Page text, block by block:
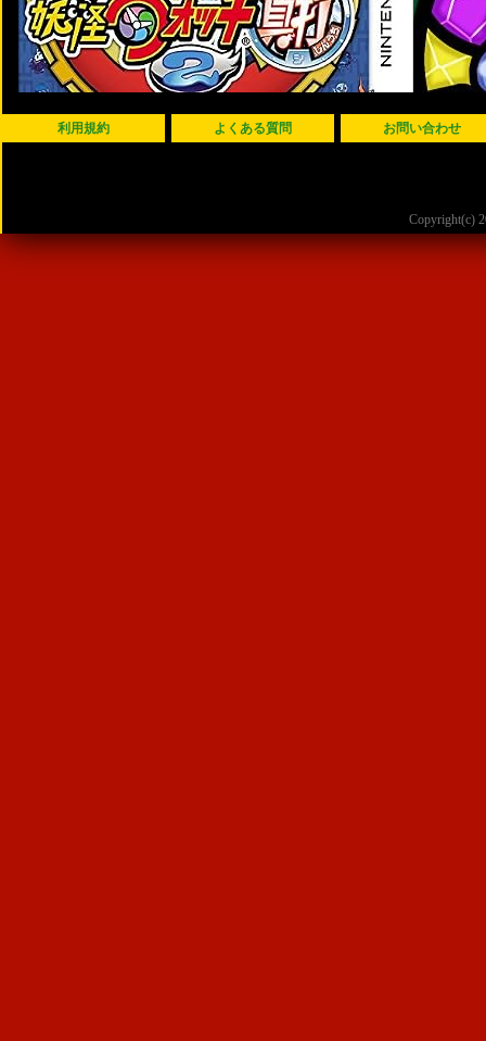
利用規約 よくある質問 お問い合わせ
Copyright(c)